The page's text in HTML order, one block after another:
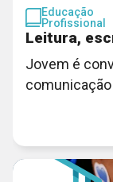
Educação
Profissional
Leitura,
Jovem é
comunicação